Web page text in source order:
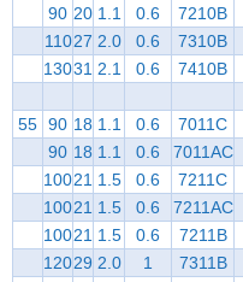
90 20 1.1 0.6 7210B
11027 2.0 0.6 7310B
13031 2.1 0.6 7410B
55 90 18 1.1 0.6 7011C
90 18 1.1 0.6 7011AC
10021 1.5 0.6 7211C
10021 1.5 0.6 7211AC
10021 1.5 0.6 7211B
12029 2.0 1 7311B